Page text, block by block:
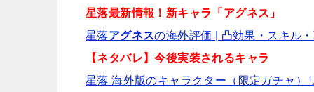
【星落】
星落最新情報！新キャラ「アグネス」
星落アグネスの海外評価 | 凸効果・スキル
【ネタバレ】今後実装されるキャラ
星落 海外版のキャラクター（限定ガチャ）